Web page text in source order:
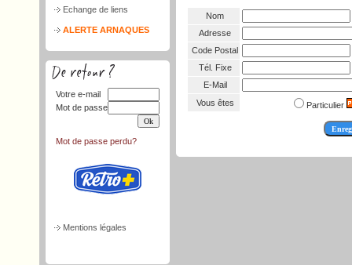
Echange de liens
ALERTE ARNAQUES
Votre e-mail
Mot de passe
Mot de passe perdu?
Mentions légales
Nom
Adresse
Code Postal
Tél. Fixe
E-Mail
Vous êtes
Particulier